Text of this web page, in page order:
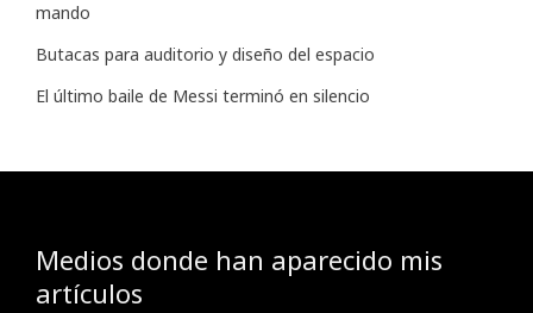
mando
Butacas para auditorio y diseño del espacio
El último baile de Messi terminó en silencio
Medios donde han aparecido mis
artículos